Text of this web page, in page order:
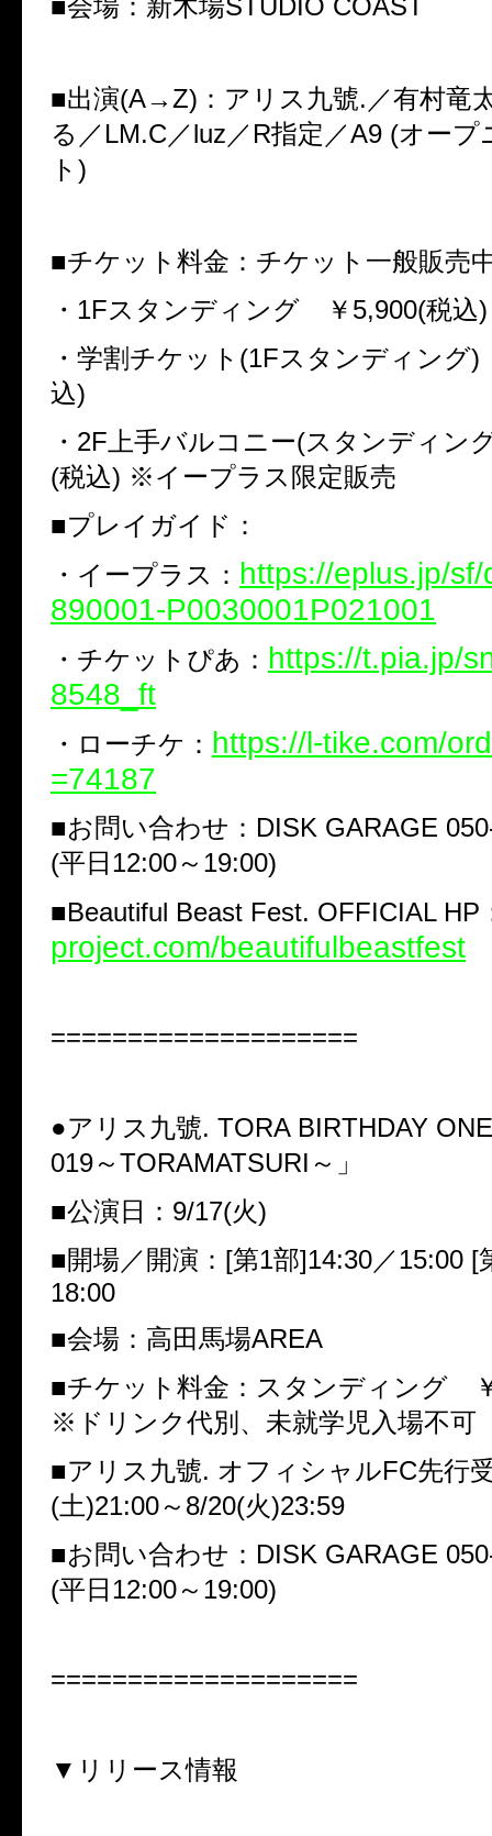
■会場：新木場STUDIO COAST
■出演(A→Z) ：アリス九號. ／有村竜
る／LM.C ／luz ／R指定／A9 (オープ
ト )
■チケット料金：チケット一般販売
・ 1Fスタンディング ￥ 5,900(税込)
・学割チケット (1Fスタンディング)
込)
・ 2F 上手バルコニー(スタンディン
(税込) ※イープラス限定販売
■プレイガイド：
・イープラス： https://eplus.jp/
890001-P0030001P021001
・チケットぴあ： https://t.pia.jp/
8548_ft
・ローチケ： https://l-tike.com/
=74187
■お問い合わせ： DISK GARAGE
(平日 12:00～ 19:00)
■Beautiful Beast Fest. OFFICIAL HP
project.com/beautifulbeastfest
====================
●アリス九號. TORA BIRTHDAY
019～TORAMATSURI ～」
■公演日： 9/17(火)
■開場／開演： [第1部]14:30／15:00 [
18:00
■会場：高田馬場AREA
■チケット料金：スタンディング
※ ドリンク代別、未就学児入場不可
■アリス九號. オフィシャルFC先行
(土)21:00～ 8/20(火)23:59
■お問い合わせ： DISK GARAGE
(平日 12:00～ 19:00)
====================
▼ リリース情報